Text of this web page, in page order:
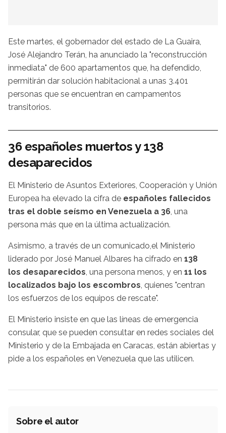
Este martes, el gobernador del estado de La Guaira,
José Alejandro Terán, ha anunciado la "reconstrucción
inmediata" de 600 apartamentos que, ha defendido,
permitirán dar solución habitacional a unas 3.401
personas que se encuentran en campamentos
transitorios.
36 españoles muertos y 138
desaparecidos
El Ministerio de Asuntos Exteriores, Cooperación y Unión
Europea ha elevado la cifra de españoles fallecidos
tras el doble seísmo en Venezuela a 36, una
persona más que en la última actualización.
Asimismo, a través de un comunicado,el Ministerio
liderado por José Manuel Albares ha cifrado en 138
los desaparecidos, una persona menos, y en 11 los
localizados bajo los escombros, quienes "centran
los esfuerzos de los equipos de rescate".
El Ministerio insiste en que las líneas de emergencia
consular, que se pueden consultar en redes sociales del
Ministerio y de la Embajada en Caracas, están abiertas y
pide a los españoles en Venezuela que las utilicen.
Sobre el autor